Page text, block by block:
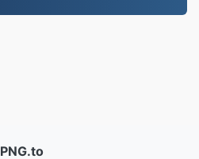
PNG.to